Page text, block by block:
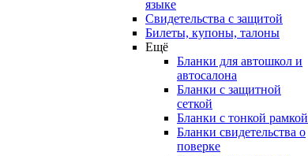
языке
Свидетельства с защитой
Билеты, купоны, талоны
Ещё
Бланки для автошкол и
автосалона
Бланки с защитной
сеткой
Бланки с тонкой рамкой
Бланки свидетельства о
поверке